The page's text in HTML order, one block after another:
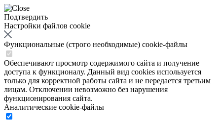
Подтвердить
Настройки файлов cookie
Функциональные (строго необходимые) cookie-файлы
Обеспечивают просмотр содержимого сайта и получение
доступа к функционалу. Данный вид cookies используется
только для корректной работы сайта и не передается третьим
лицам. Отключении невозможно без нарушения
функционирования сайта.
Аналитические cookie-файлы